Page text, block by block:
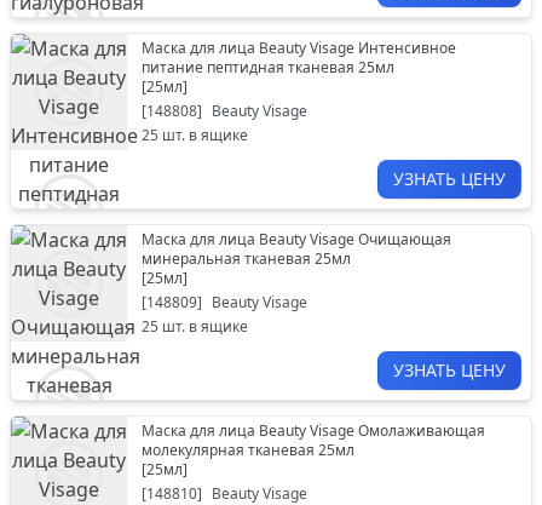
Маска для лица Beauty Visage Интенсивное
питание пептидная тканевая 25мл
[25мл]
[148808] Beauty Visage
25 шт. в ящике
УЗНАТЬ ЦЕНУ
Маска для лица Beauty Visage Очищающая
минеральная тканевая 25мл
[25мл]
[148809] Beauty Visage
25 шт. в ящике
УЗНАТЬ ЦЕНУ
Маска для лица Beauty Visage Oмолаживающая
молекулярная тканевая 25мл
[25мл]
[148810] Beauty Visage